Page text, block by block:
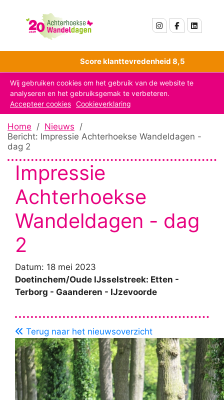
Wij gebruiken cookies om het gebruik van de website te
analyseren en het gebruiksgemak te verbeteren.
Accepteer cookies Cookieverklaring
Score klanttevredenheid 8,5
Home / Nieuws /
Bericht: Impressie Achterhoekse Wandeldagen -
dag 2
Impressie
Achterhoekse
Wandeldagen - dag
2
Datum: 18 mei 2023
Doetinchem/Oude IJsselstreek: Etten -
Terborg - Gaanderen - IJzevoorde
Terug naar het nieuwsoverzicht